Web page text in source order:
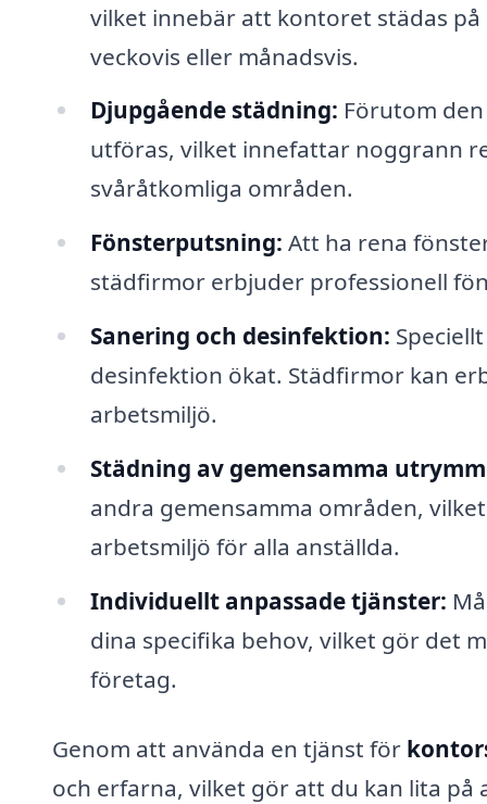
vilket innebär att kontoret städas på
veckovis eller månadsvis.
Djupgående städning: Förutom
utföras, vilket innefattar noggrann
svåråtkomliga områden.
Fönsterputsning: Att ha rena
städfirmor erbjuder professionell
Sanering och desinfektion:
desinfektion ökat. Städfirmor kan
arbetsmiljö.
Städning av gemensamma
andra gemensamma områden,
arbetsmiljö för alla anställda.
Individuellt anpassade tjänster:
dina specifika behov, vilket gör det
företag.
Genom att använda en tjänst för
och erfarna, vilket gör att du kan lita